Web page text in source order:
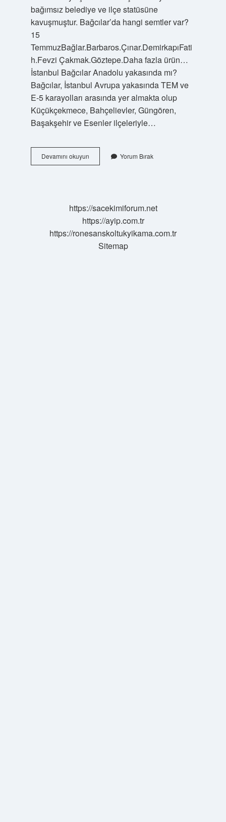
bağımsız belediye ve ilçe statüsüne
kavuşmuştur. Bağcılar’da hangi semtler var?
15
TemmuzBağlar.Barbaros.Çınar.DemirkapıFati
h.Fevzi Çakmak.Göztepe.Daha fazla ürün…
İstanbul Bağcılar Anadolu yakasında mı?
Bağcılar, İstanbul Avrupa yakasında TEM ve
E-5 karayolları arasında yer almakta olup
Küçükçekmece, Bahçelievler, Güngören,
Başakşehir ve Esenler ilçeleriyle…
Devamını okuyun Bağcılar
Nereye
Yorum Bırak
https://sacekimiforum.net
https://ayip.com.tr
https://ronesanskoltukyikama.com.tr
Sitemap